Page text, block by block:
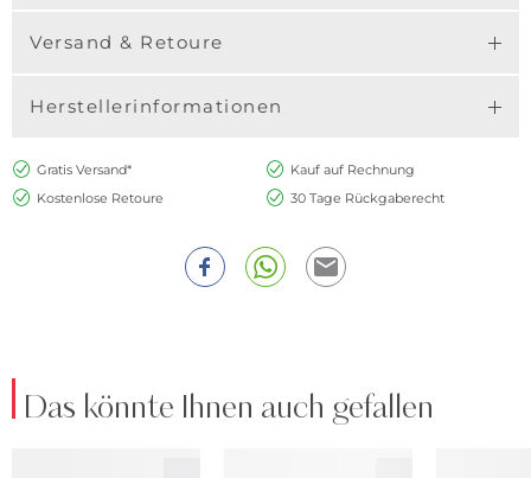
Versand & Retoure
Herstellerinformationen
Gratis Versand*
Kauf auf Rechnung
Kostenlose Retoure
30 Tage Rückgaberecht
Das könnte Ihnen auch gefallen